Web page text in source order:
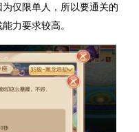
仅限单人，所以要通关的
力要求较高。